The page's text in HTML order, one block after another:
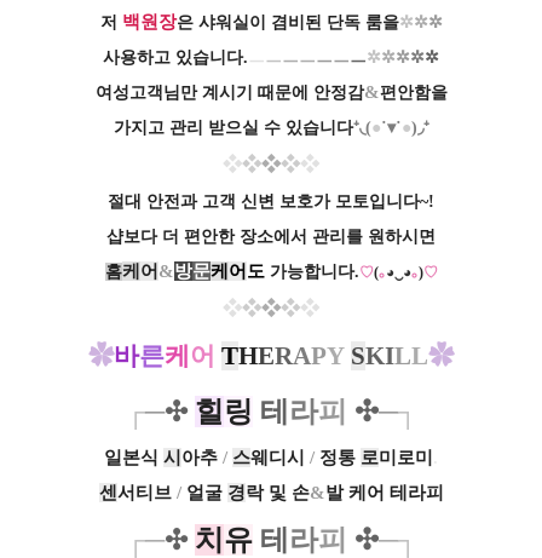
저 백원장은 샤워실이 겸비된 단독 룸을✲✲✲
사용하고 있습니다. ㅡㅡㅡㅡㅡㅡㅡ✲✲✲✲✲
여성고객님만 계시기 때문에 안정감&편안함을
가지고 관리 받으실 수 있습니다⁺◟(●˙▾˙●)◞⁺
❖❖❖❖❖
절대 안전과 고객 신변 보호가 모토입니다~!
샵보다 더 편안한 장소에서 관리를 원하시면
홈케 어 &방문케 어 도 가능합니다.♡(｡◕‿◕｡)♡
❖❖❖❖❖
✿바른케 어 THERAPY SKILL✿
┌─✣ 힐 링 테 라피 ✣─┐
일본식 시 아추 / 스웨디시 / 정통 로미로미
센서티브 / 얼굴 경락 및 손&발 케어 테라피
┌─✣ 치 유 테 라피 ✣─┐